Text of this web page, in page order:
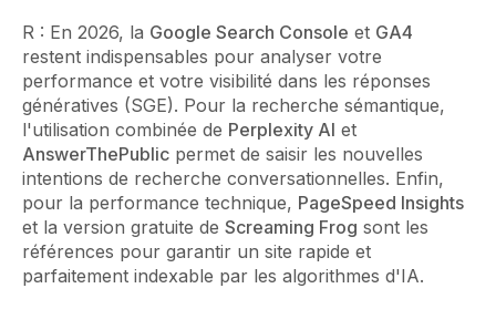
R : En 2026, la Google Search Console et GA4
restent indispensables pour analyser votre
performance et votre visibilité dans les réponses
génératives (SGE). Pour la recherche sémantique,
l'utilisation combinée de Perplexity AI et
AnswerThePublic permet de saisir les nouvelles
intentions de recherche conversationnelles. Enfin,
pour la performance technique, PageSpeed Insights
et la version gratuite de Screaming Frog sont les
références pour garantir un site rapide et
parfaitement indexable par les algorithmes d'IA.